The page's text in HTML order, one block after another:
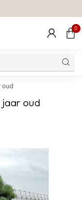
0
oud
jaar oud